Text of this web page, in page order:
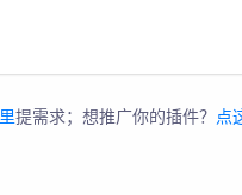
提需求；想推广你的插件？ 点